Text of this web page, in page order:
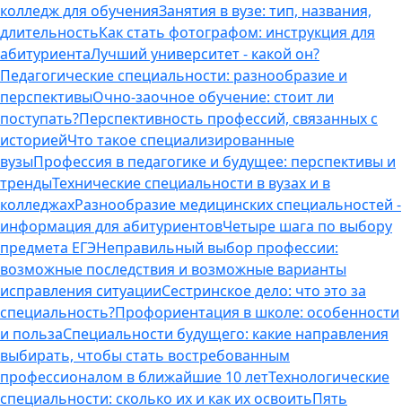
колледж для обученияЗанятия в вузе: тип, названия,
длительностьКак стать фотографом: инструкция для
абитуриентаЛучший университет - какой он?
Педагогические специальности: разнообразие и
перспективыОчно-заочное обучение: стоит ли
поступать?Перспективность профессий, связанных с
историейЧто такое специализированные
вузыПрофессия в педагогике и будущее: перспективы и
трендыТехнические специальности в вузах и в
колледжахРазнообразие медицинских специальностей -
информация для абитуриентовЧетыре шага по выбору
предмета ЕГЭНеправильный выбор профессии:
возможные последствия и возможные варианты
исправления ситуацииСестринское дело: что это за
специальность?Профориентация в школе: особенности
и пользаСпециальности будущего: какие направления
выбирать, чтобы стать востребованным
профессионалом в ближайшие 10 летТехнологические
специальности: сколько их и как их освоитьПять